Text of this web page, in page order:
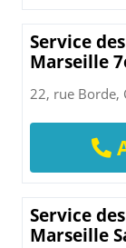
Service
Marseille
22, rue Borde,
Service
Marseille